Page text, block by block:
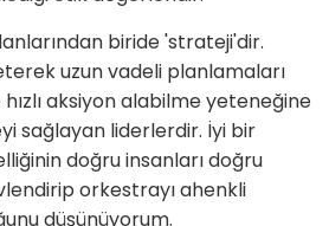
biride 'strateji'dir.
uzun vadeli planlamaları
aksiyon alabilme yeteneğine
sağlayan liderlerdir. İyi bir
doğru insanları doğru
orkestrayı ahenkli
düşünüyorum.